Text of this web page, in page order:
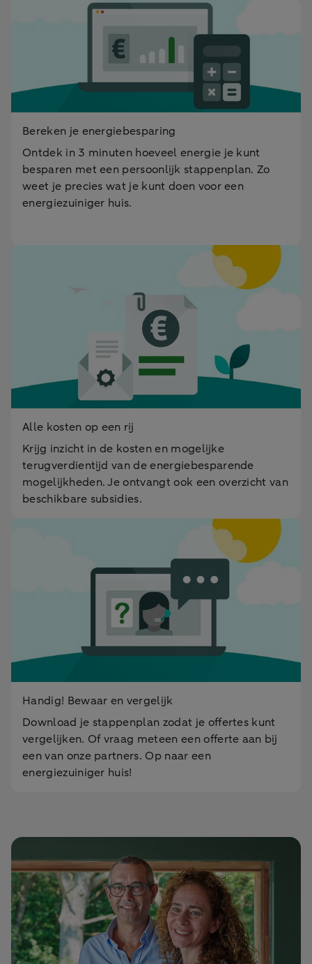
Bereken je energiebesparing
Ontdek in 3 minuten hoeveel energie je kunt
besparen met een persoonlijk stappenplan. Zo
weet je precies wat je kunt doen voor een
energiezuiniger huis.
Alle kosten op een rij
Krijg inzicht in de kosten en mogelijke
terugverdientijd van de energiebesparende
mogelijkheden. Je ontvangt ook een overzicht van
beschikbare subsidies.
Handig! Bewaar en vergelijk
Download je stappenplan zodat je offertes kunt
vergelijken. Of vraag meteen een offerte aan bij
een van onze partners. Op naar een
energiezuiniger huis!